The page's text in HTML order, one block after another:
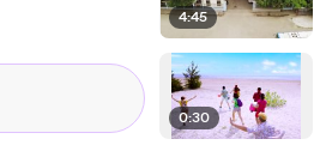
4:45
0:30